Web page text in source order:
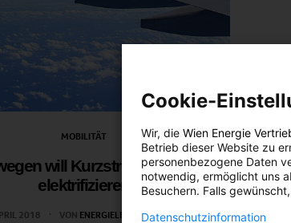
MOBILITÄT
will Kurzstreckenflüge
elektrifizieren
2018 VON ENERGIELEBEN REDAKTION
Cookie-
Wir, die Wien Energie
Betrieb dieser Website zu
personenbezogene Daten
notwendig, ermöglicht uns
Besuchern. Falls
Datenschutzinformation